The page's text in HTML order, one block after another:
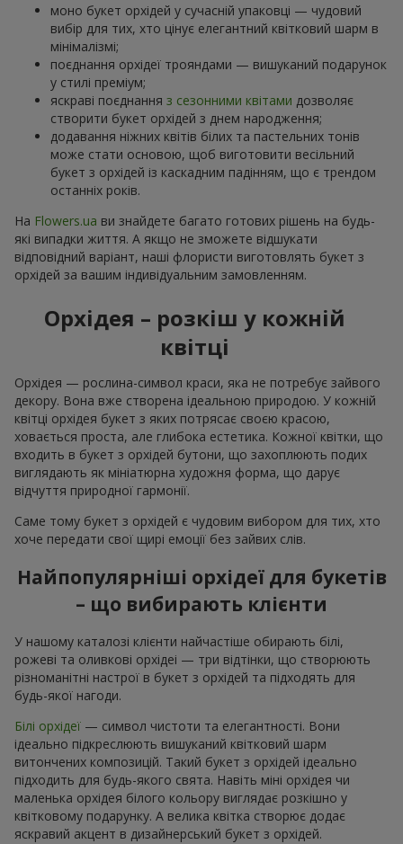
моно букет орхідей у сучасній упаковці — чудовий
вибір для тих, хто цінує елегантний квітковий шарм в
мінімалізмі;
поєднання орхідеї трояндами — вишуканий подарунок
у стилі преміум;
яскраві поєднання з сезонними квітами дозволяє
створити букет орхідей з днем народження;
додавання ніжних квітів білих та пастельних тонів
може стати основою, щоб виготовити весільний
букет з орхідей із каскадним падінням, що є трендом
останніх років.
На Flowers.ua ви знайдете багато готових рішень на будь-
які випадки життя. А якщо не зможете відшукати
відповідний варіант, наші флористи виготовлять букет з
орхідей за вашим індивідуальним замовленням.
Орхідея – розкіш у кожній
квітці
Орхідея — рослина-символ краси, яка не потребує зайвого
декору. Вона вже створена ідеальною природою. У кожній
квітці орхідея букет з яких потрясає своєю красою,
ховається проста, але глибока естетика. Кожної квітки, що
входить в букет з орхідей бутони, що захоплюють подих
виглядають як мініатюрна художня форма, що дарує
відчуття природної гармонії.
Саме тому букет з орхідей є чудовим вибором для тих, хто
хоче передати свої щирі емоції без зайвих слів.
Найпопулярніші орхідеї для букетів
– що вибирають клієнти
У нашому каталозі клієнти найчастіше обирають білі,
рожеві та оливкові орхідеі — три відтінки, що створюють
різноманітні настрої в букет з орхідей та підходять для
будь-якої нагоди.
Білі орхідеї — символ чистоти та елегантності. Вони
ідеально підкреслюють вишуканий квітковий шарм
витончених композицій. Такий букет з орхідей ідеально
підходить для будь-якого свята. Навіть міні орхідея чи
маленька орхідея білого кольору виглядає розкішно у
квітковому подарунку. А велика квітка створює додає
яскравий акцент в дизайнерський букет з орхідей.